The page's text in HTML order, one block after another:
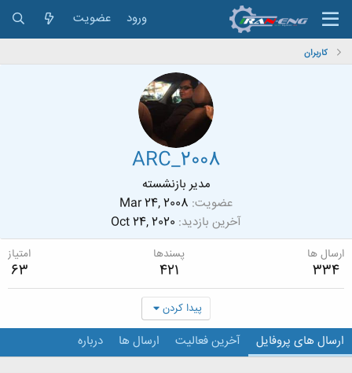
ورود عضویت
کاربران
ARC_2008
مدیر بازنشسته
عضویت Mar 24, 2008
آخرین بازدید Oct 24, 2020
ارسال ها
334
پسندها
421
امتیاز
63
پیدا کردن
ارسال های پروفایل آخرین فعالیت ارسال ها درباره